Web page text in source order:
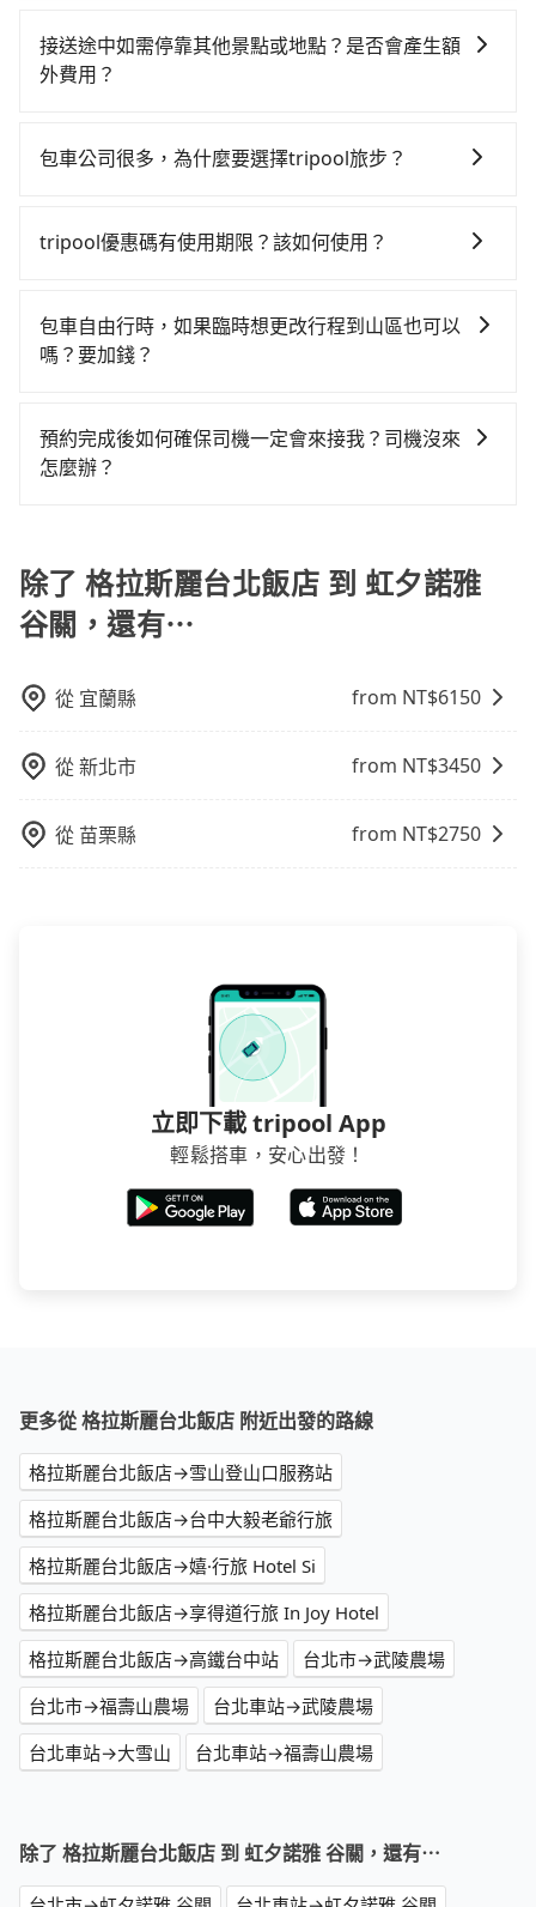
中市和平區) 的目的地。全程加上轉車時間共2小時42分
鐘，假設4位同行，高鐵加轉乘之平均每人花費為1,150
不預約包車，不僅每人至少額外負擔130元車資，而且更
拼車共乘服務，最多可再節省50%的交通費用。
斯麗台北飯店到虹夕諾雅 谷關的花費預估為
$2,600~3,300（金額差異來自於平假日、車款差異、抵
能的罰單都需自付。再者，和運的iRent只提供最基本的
或九人座可供選擇，而且無人租車最令人詬病的就是車
樣。另外，偶爾也會遇到明明已經預約了時間但上一位
用戶卻遲遲尚未歸還，又或者要還車時卻偏偏找不到停
使用時還是有其區域的限制，實際可停靠的地點與你的
上下車地點仍有段距離，在遇到下雨天或者載行李時，
灣大車隊、Uber、Line Taxi、Yoxi等，如果在路邊攔不
到車，也可考慮打電話至格拉斯麗台北飯店附近的計程
如改預約tripool可省高達$1,700。關於交通需要特別注
透過叫車平台或電話叫車，這代表你需要事先預約，並
夕諾雅 谷關的最佳選擇。
接送途中如需停靠其他景點或地點？是否會產生額
外費用？
靠，您可以參考我們的「加點服務」，每個點距離在 5
您選擇「計時包車」，中途需要加點停靠，則不需要額
包車公司很多，為什麼要選擇tripool旅步？
以依照您行程人數的需求進行選擇。此外，為確保您的
無隱藏費用，且還提供優於其他業者更彈性的取消政
策，讓您在規劃行程時能更無後顧之憂。無論您是要前
tripool旅步絕對是您值得信任的不二選擇！
tripool優惠碼有使用期限？該如何使用？
要在期限內完成去程訂購，並在結帳時輸入該折扣碼，
即可直接折扣抵扣訂單費用。
包車自由行時，如果臨時想更改行程到山區也可以
嗎？要加錢？
旅步可能會根據行經的路線是否超過海拔1500公尺來進
行額外的費用收取。但是，這些費用會在您下訂單後、
預約完成後如何確保司機一定會來接我？司機沒來
怎麼辦？
訊提供司機的姓名、電話、車牌、車型等資訊，如在約
定好的時間與上車地點沒有看到司機，可主動電話聯
繫，可能原本約定的地點不適合暫停而改停靠在附近的
tripool會盡快改派以減少乘客等待的時間。
除了 格拉斯麗台北飯店 到 虹夕諾雅
谷關，還有⋯
從 宜蘭縣 from NT$6150
從新北市 from NT$3450
從 苗栗縣 from NT$2750
立即下載 tripool App
輕鬆搭車，安心出發！
更多從 格拉斯麗台北飯店 附近出發的路線
格拉斯麗台北飯店→雪山登山口服務站
格拉斯麗台北飯店→台中大毅老爺行旅
格拉斯麗台北飯店→嬉·行旅 Hotel Si
格拉斯麗台北飯店→享得道行旅 In Joy Hotel
格拉斯麗台北飯店→高鐵台中站
台北市→武陵農場
台北市→福壽山農場
台北車站→武陵農場
台北車站→大雪山
台北車站→福壽山農場
除了 格拉斯麗台北飯店 到 虹夕諾雅 谷關，還有⋯